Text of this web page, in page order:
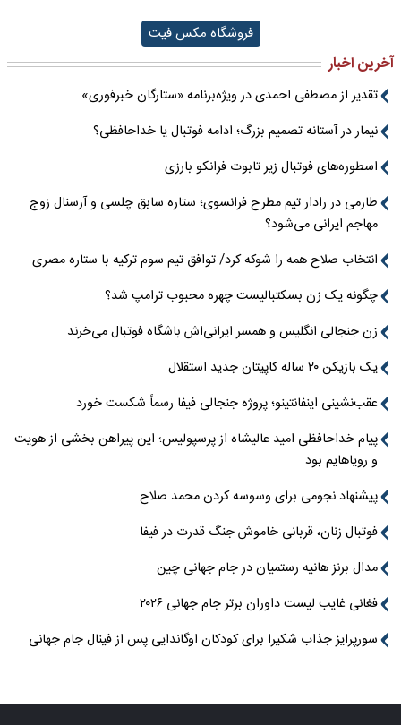
فروشگاه مکس فیت
آخرین اخبار
تقدیر از مصطفی احمدی در ویژه‌برنامه «ستارگان خبرفوری»
نیمار در آستانه تصمیم بزرگ؛ ادامه فوتبال یا خداحافظی؟
اسطوره‌های فوتبال زیر تابوت فرانکو بارزی
طارمی در رادار تیم مطرح فرانسوی؛ ستاره سابق چلسی و آرسنال زوج
مهاجم ایرانی می‌شود؟
انتخاب صلاح همه را شوکه کرد/ توافق تیم سوم ترکیه با ستاره مصری
چگونه یک زن بسکتبالیست چهره محبوب ترامپ شد؟
زن جنجالی انگلیس و همسر ایرانی‌اش باشگاه فوتبال می‌خرند
یک بازیکن ۲۰ ساله کاپیتان جدید استقلال
عقب‌نشینی اینفانتینو؛ پروژه جنجالی فیفا رسماً شکست خورد
پیام خداحافظی امید عالیشاه از پرسپولیس؛ این پیراهن بخشی از هویت
و رویاهایم بود
پیشنهاد نجومی برای وسوسه کردن محمد صلاح
فوتبال زنان، قربانی خاموش جنگ قدرت در فیفا
مدال برنز هانیه رستمیان در جام جهانی چین
فغانی غایب لیست داوران برتر جام جهانی ۲۰۲۶
سورپرایز جذاب شکیرا برای کودکان اوگاندایی پس از فینال جام جهانی